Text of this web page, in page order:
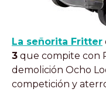
La señorita Fritter
3 que compite con
demolición Ocho
competición y